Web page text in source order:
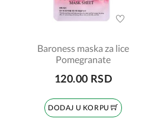
Baroness maska za lice
Pomegranate
120.00 RSD
DODAJ U KORPU